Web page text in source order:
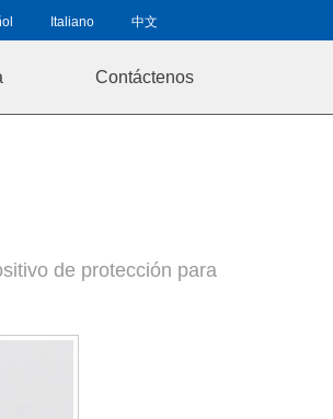
Italiano 中文
Contáctenos
de protección para